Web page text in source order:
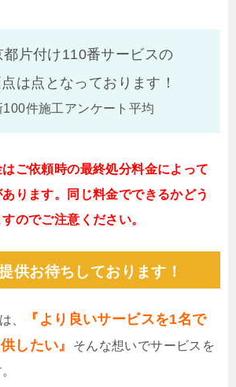
都片付け110番サービスの
は点となっております！
件施工アンケート平均
ご依頼時の最終処分料金によって
ります。同じ料金でできるかどう
のでご注意ください。
供お待ちしております！
、
『より良いサービスを1名で
したい』
そんな想いでサービスを